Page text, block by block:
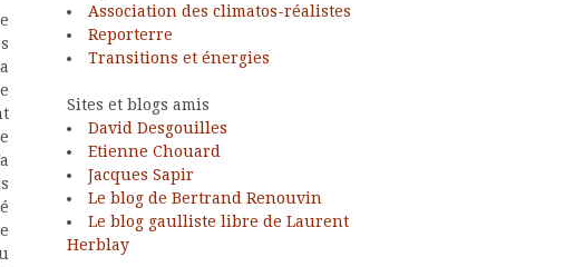
Association des climatos-réalistes
Reporterre
Transitions et énergies
Sites et blogs amis
David Desgouilles
Etienne Chouard
Jacques Sapir
Le blog de Bertrand Renouvin
Le blog gaulliste libre de Laurent
Herblay